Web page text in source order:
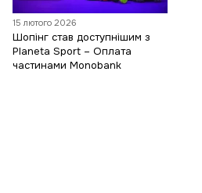
15 лютого 2026
Шопінг став доступнішим з
Planeta Sport – Оплата
частинами Monobank